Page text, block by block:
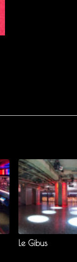
Le Gibus